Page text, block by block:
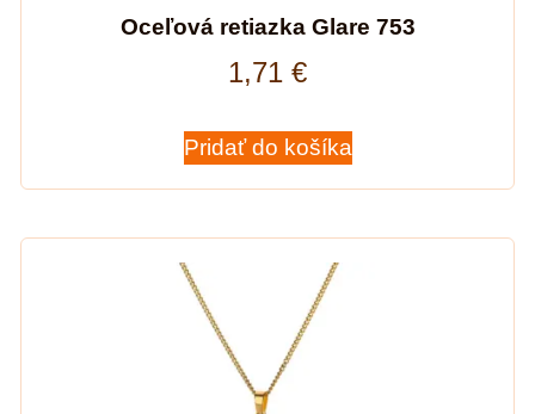
Oceľová retiazka Glare 753
1,71 €
Pridať do košíka